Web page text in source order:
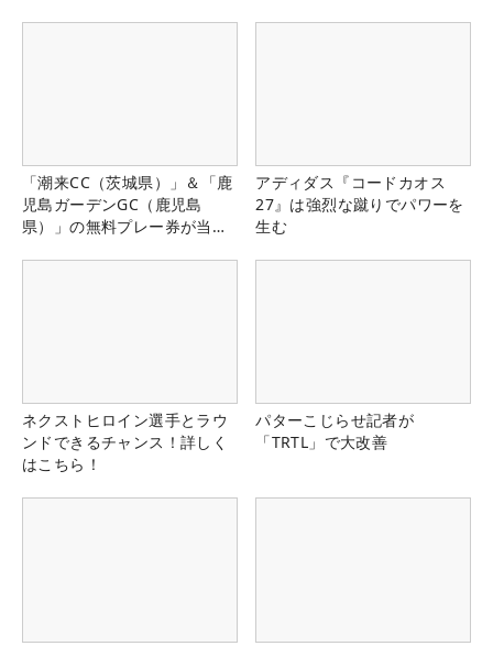
「潮来CC（茨城県）」＆「鹿
児島ガーデンGC（鹿児島
県）」の無料プレー券が当た
アディダス『コードカオス
27』は強烈な蹴りでパワーを
生む
ネクストヒロイン選手とラウ
ンドできるチャンス！詳しく
はこちら！
パターこじらせ記者が
「TRTL」で大改善